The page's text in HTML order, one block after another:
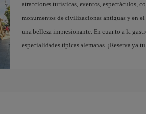
atracciones turísticas, eventos, espectáculos,
monumentos de civilizaciones antiguas y en el
una belleza impresionante. En cuanto a la
especialidades típicas alemanas. ¡Reserva ya tu